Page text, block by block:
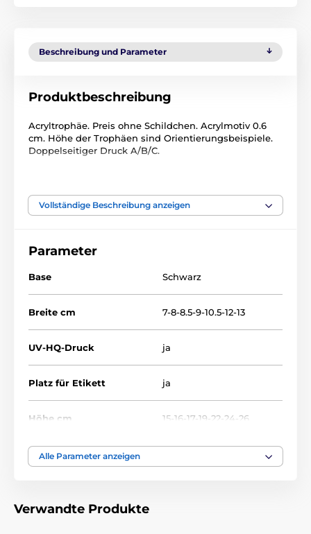
Beschreibung und Parameter
Produktbeschreibung
Acryltrophäe. Preis ohne Schildchen. Acrylmotiv 0.6
cm. Höhe der Trophäen sind Orientierungsbeispiele.
Doppelseitiger Druck A/B/C.
Radfahren Acryltrophäen
Vollständige Beschreibung anzeigen
Parameter
Base Schwarz
Breite cm 7-8-8.5-9-10.5-12-13
UV-HQ-Druck ja
Platz für Etikett ja
Höhe cm 15-16-17-19-22-24-26
Thema
Alle Parameter anzeigen
Verwandte Produkte